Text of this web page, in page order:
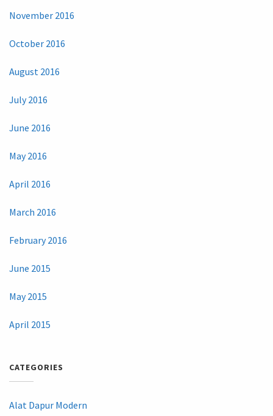
November 2016
October 2016
August 2016
July 2016
June 2016
May 2016
April 2016
March 2016
February 2016
June 2015
May 2015
April 2015
CATEGORIES
Alat Dapur Modern